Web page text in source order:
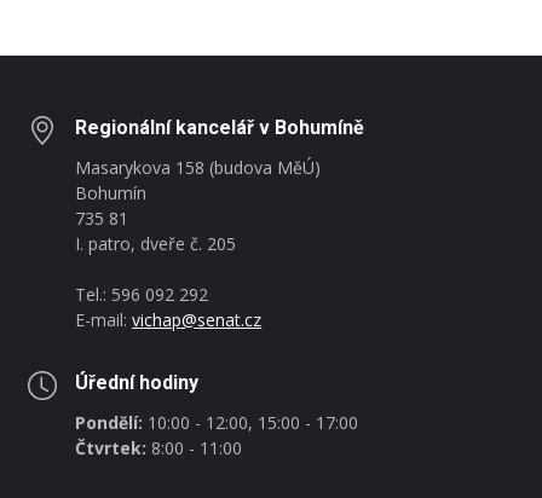
Regionální kancelář v Bohumíně
Masarykova 158 (budova MěÚ)
Bohumín
735 81
I. patro, dveře č. 205
Tel.: 596 092 292
E-mail:vichap@senat.cz
Úřední hodiny
Pondělí: 10:00 - 12:00, 15:00 - 17:00
Čtvrtek: 8:00 - 11:00